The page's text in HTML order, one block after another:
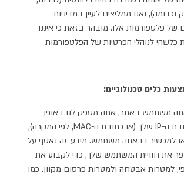
וכדומה), ואנו ממליצים לעיין במדיניות
של פלטפורמות אלו. מובהר בזאת כי איננו
כלשהי לנוהלי הפרטיות של הפלטפורמות
כלים טכנולוגיים:
משתמש באתר, אתה מספק לנו באופן
אוטומטי את כתובת ה-IP שלך (או כתובת ה-MAC, לפי המקרה),
למכשיר בו אתה משתמש. מידע זה נאסף על
את חוויית המשתמש שלך, כדי לקבוע את
למטרות אבטחה ולמטרות פרסום מקוון. כמו